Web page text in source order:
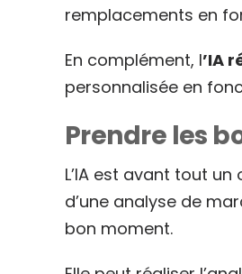
remplacements en
En complément, l’IA
personnalisée en
Prendre les
L’IA est avant tout un
d’une analyse de
bon moment.